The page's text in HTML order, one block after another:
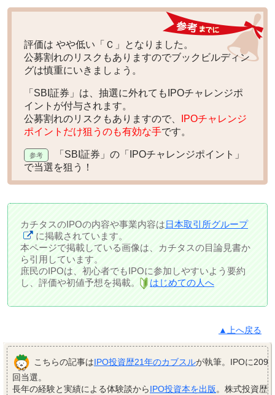
評価は やや低い「Ｃ」
となりました。
公募割れのリスクもありますのでブックビルディン
グは慎重にいきましょう。
「SBI証券」は、抽選に外れてもIPOチャレンジポ
イントが付与されます。
公募割れのリスクもありますので、
IPOチャレンジ
ポイントだけ狙うのも有効な手です。
「SBI証券」の「IPOチャレンジポイント」
で当選を狙う！
カチタスのIPOの内容や事業内容は日本取引所グループ
に掲載されています。
本ページで掲載している画像は、カチタスの目論見書か
ら引用しています。
庶民のIPOは、初心者でもIPOに参加しやすいよう要約
し、評価や初値予想を掲載。
はじめての人へ
▲上へ戻る
こちらの記事はIPO投資歴21年のカブスルが執筆。IPOに209
回当選。
長年の経験と実績による体験談からIPO投資本を出版。株式投資歴